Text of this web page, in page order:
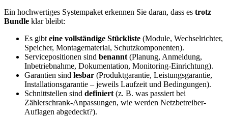
Ein hochwertiges Systempaket erkennen Sie daran, dass es trotz
Bundle klar bleibt:
Es gibt eine vollständige Stückliste (Module, Wechselrichter,
Speicher, Montagematerial, Schutzkomponenten).
Servicepositionen sind benannt (Planung, Anmeldung,
Inbetriebnahme, Dokumentation, Monitoring-Einrichtung).
Garantien sind lesbar (Produktgarantie, Leistungsgarantie,
Installationsgarantie – jeweils Laufzeit und Bedingungen).
Schnittstellen sind definiert (z. B. was passiert bei
Zählerschrank-Anpassungen, wie werden Netzbetreiber-
Auflagen abgedeckt?).